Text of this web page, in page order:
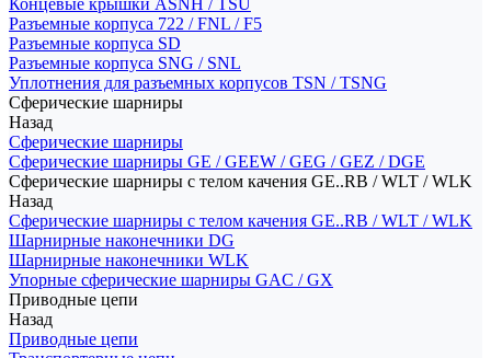
Концевые крышки ASNH / TSU
Разъемные корпуса 722 / FNL / F5
Разъемные корпуса SD
Разъемные корпуса SNG / SNL
Уплотнения для разъемных корпусов TSN / TSNG
Сферические шарниры
Назад
Сферические шарниры
Сферические шарниры GE / GEEW / GEG / GEZ / DGE
Сферические шарниры с телом качения GE..RB / WLT / WLK
Назад
Сферические шарниры с телом качения GE..RB / WLT / WLK
Шарнирные наконечники DG
Шарнирные наконечники WLK
Упорные сферические шарниры GAC / GX
Приводные цепи
Назад
Приводные цепи